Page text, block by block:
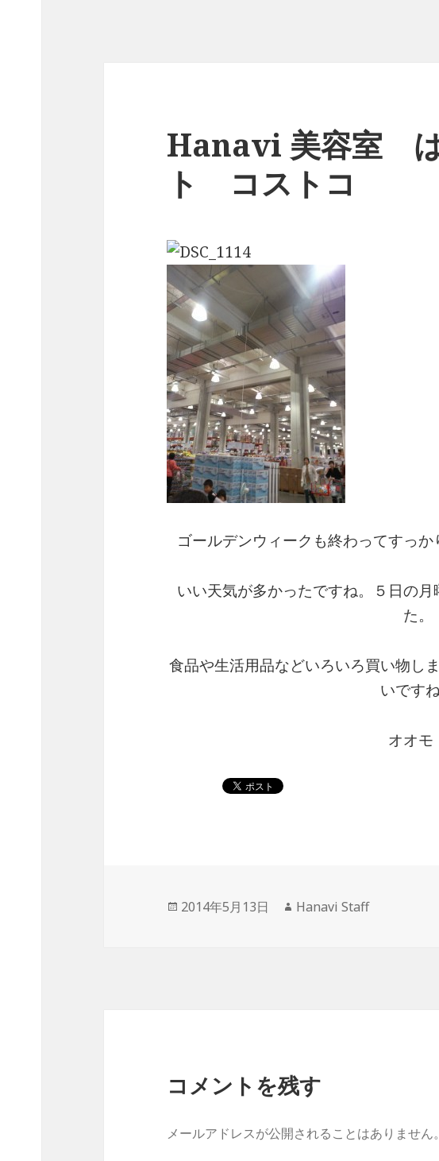
Hanavi 美容室
ト コストコ
ゴールデンウィークも終わってすっ
いい天気が多かったですね。５日の
た。
食品や生活用品などいろいろ買い物し
いです
オオモ
投
2014年5月13日
作
Hanavi Staff
コメントを残す
メールアドレスが公開されることはありません